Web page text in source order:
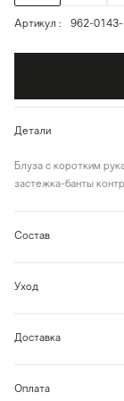
Артикул 962-
Детали
Блуза с коротким
застежка-банты
Состав
Уход
Доставка
Оплата